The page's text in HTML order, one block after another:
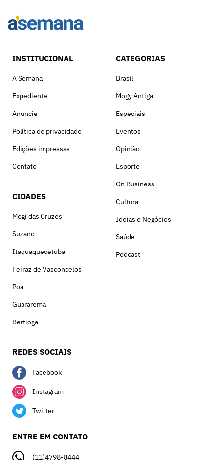
INSTITUCIONAL
A Semana
Expediente
Anuncie
Política de privacidade
Edições impressas
Contato
CIDADES
Mogi das Cruzes
Suzano
Itaquaquecetuba
Ferraz de Vasconcelos
Poá
Guararema
Bertioga
CATEGORIAS
Brasil
Mogy Antiga
Especiais
Eventos
Opinião
Esporte
On Business
Cultura
Ideias e Negócios
Saúde
Podcast
REDES SOCIAIS
Facebook
Instagram
Twitter
ENTRE EM CONTATO
(11)4798-8444